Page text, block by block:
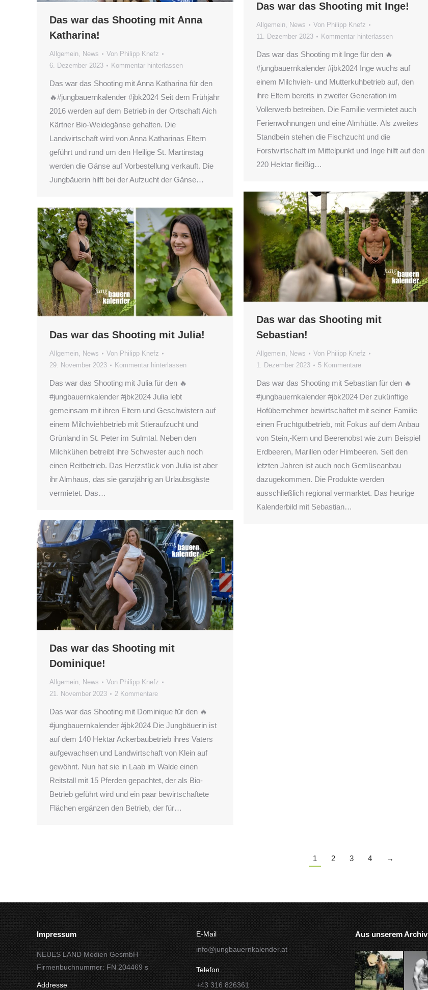
Das war das Shooting mit Inge!
Allgemein, News Von Philipp Knefz
11. Dezember 2023
Kommentar hinterlassen
Das war das Shooting mit Inge für den 🔥
#jungbauernkalender #jbk2024 Inge wuchs auf
einem Milchvieh- und Mutterkuhbetrieb auf, den
ihre Eltern bereits in zweiter Generation im
Vollerwerb betreiben. Die Familie vermietet auch
Ferienwohnungen und eine Almhütte. Als zweites
Standbein stehen die Fischzucht und die
Forstwirtschaft im Mittelpunkt und Inge hilft auf den
220 Hektar fleißig…
Das war das Shooting mit Anna
Katharina!
Allgemein, News Von Philipp Knefz
6. Dezember 2023
Kommentar hinterlassen
Das war das Shooting mit Anna Katharina für den
🔥#jungbauernkalender #jbk2024 Seit dem Frühjahr
2016 werden auf dem Betrieb in der Ortschaft Aich
Kärtner Bio-Weidegänse gehalten. Die
Landwirtschaft wird von Anna Katharinas Eltern
geführt und rund um den Heilige St. Martinstag
werden die Gänse auf Vorbestellung verkauft. Die
Jungbäuerin hilft bei der Aufzucht der Gänse…
Das war das Shooting mit
Sebastian!
Allgemein, News Von Philipp Knefz
1. Dezember 2023
5 Kommentare
Das war das Shooting mit Sebastian für den 🔥
#jungbauernkalender #jbk2024 Der zukünftige
Hofübernehmer bewirtschaftet mit seiner Familie
einen Fruchtgutbetrieb, mit Fokus auf dem Anbau
von Stein,-Kern und Beerenobst wie zum Beispiel
Erdbeeren, Marillen oder Himbeeren. Seit den
letzten Jahren ist auch noch Gemüseanbau
dazugekommen. Die Produkte werden
ausschließlich regional vermarktet. Das heurige
Kalenderbild mit Sebastian…
Das war das Shooting mit Julia!
Allgemein, News Von Philipp Knefz
29. November 2023
Kommentar hinterlassen
Das war das Shooting mit Julia für den 🔥
#jungbauernkalender #jbk2024 Julia lebt
gemeinsam mit ihren Eltern und Geschwistern auf
einem Milchviehbetrieb mit Stieraufzucht und
Grünland in St. Peter im Sulmtal. Neben den
Milchkühen betreibt ihre Schwester auch noch
einen Reitbetrieb. Das Herzstück von Julia ist aber
ihr Almhaus, das sie ganzjährig an Urlaubsgäste
vermietet. Das…
Das war das Shooting mit
Dominique!
Allgemein, News Von Philipp Knefz
21. November 2023
2 Kommentare
Das war das Shooting mit Dominique für den 🔥
#jungbauernkalender #jbk2024 Die Jungbäuerin ist
auf dem 140 Hektar Ackerbaubetrieb ihres Vaters
aufgewachsen und Landwirtschaft von Klein auf
gewöhnt. Nun hat sie in Laab im Walde einen
Reitstall mit 15 Pferden gepachtet, der als Bio-
Betrieb geführt wird und ein paar bewirtschaftete
Flächen ergänzen den Betrieb, der für…
1 2 3 4 →
Impressum
NEUES LAND Medien GesmbH
Firmenbuchnummer: FN 204469 s
Addresse
E-Mail
info@jungbauernkalender.at
Telefon
+43 316 826361
Aus unserem Archiv